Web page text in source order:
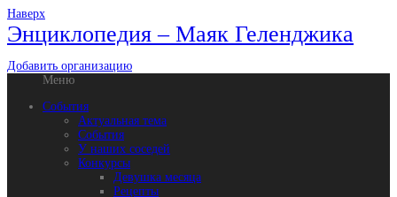
Наверх
Энциклопедия – Маяк Геленджика
Добавить организацию
Меню
События
Актуальная тема
События
У наших соседей
Конкурсы
Девушка месяца
Рецепты